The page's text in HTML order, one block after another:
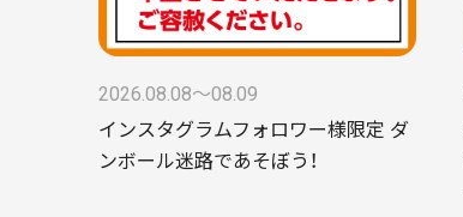
2026.08.08〜08.09
インスタグラムフォロワー様限定 ダ
ンボール迷路であそぼう！